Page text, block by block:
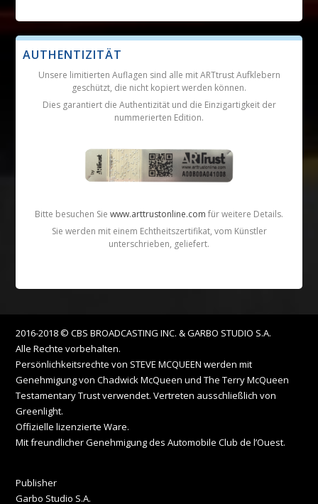
AUTHENTIZITÄT
Unsere limitierten Auflagen sind alle mit ARTtrust Aufklebern
geschützt, die nicht kopiert werden können.
Dies garantiert die Authentizität und die Einzigartigkeit der
nummerierten Edition.
Bitte besuchen Sie www.arttrustonline.com für weitere Details.
Sie werden mit einem Echtheitszertifikat, vom Künstler
unterschrieben, geliefert.
2016-2018 © CBS BROADCASTING INC. & GARBO STUDIO S.A.
Alle Rechte vorbehalten.
Persönlichkeitsrechte von STEVE MCQUEEN werden mit
Genehmigung von Chadwick McQueen und The Terry McQueen
Testamentary Trust verwendet. Vertreten ausschließlich von
Greenlight.
Offizielle lizenzierte Ware.
Mit freundlicher Genehmigung des Automobile Club de l’Ouest.
Publisher
Garbo Studio S.A.